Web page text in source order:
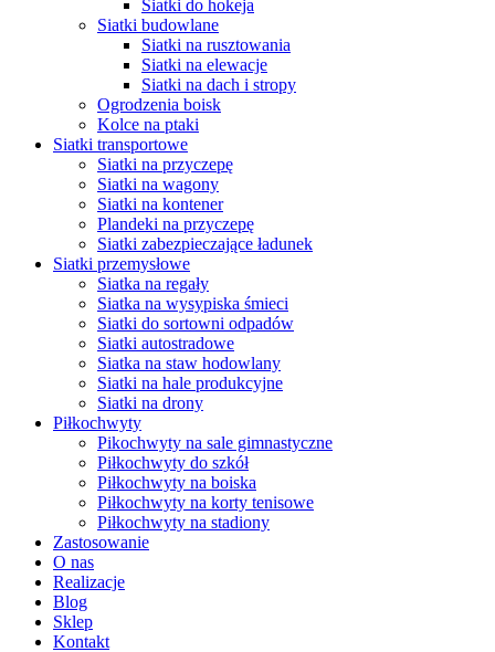
Siatki do hokeja
Siatki budowlane
Siatki na rusztowania
Siatki na elewacje
Siatki na dach i stropy
Ogrodzenia boisk
Kolce na ptaki
Siatki transportowe
Siatki na przyczepę
Siatki na wagony
Siatki na kontener
Plandeki na przyczepę
Siatki zabezpieczające ładunek
Siatki przemysłowe
Siatka na regały
Siatka na wysypiska śmieci
Siatki do sortowni odpadów
Siatki autostradowe
Siatka na staw hodowlany
Siatki na hale produkcyjne
Siatki na drony
Piłkochwyty
Pikochwyty na sale gimnastyczne
Piłkochwyty do szkół
Piłkochwyty na boiska
Piłkochwyty na korty tenisowe
Piłkochwyty na stadiony
Zastosowanie
O nas
Realizacje
Blog
Sklep
Kontakt